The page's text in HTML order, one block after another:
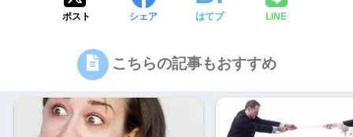
ポスト シェア はてブ LINE
こちらの記事もおすすめ